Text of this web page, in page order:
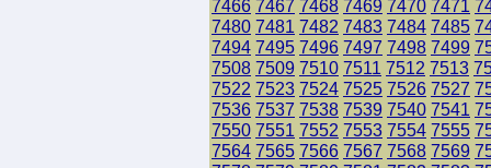
7466 7467 7468 7469 7470 7471
7480 7481 7482 7483 7484 7485
7494 7495 7496 7497 7498 7499
7508 7509 7510 7511 7512 7513
7522 7523 7524 7525 7526 7527
7536 7537 7538 7539 7540 7541
7550 7551 7552 7553 7554 7555
7564 7565 7566 7567 7568 7569